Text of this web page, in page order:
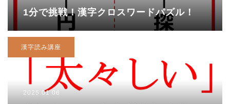
1分で挑戦！漢字クロスワードパズル！
漢字読み講座
2025.01.06